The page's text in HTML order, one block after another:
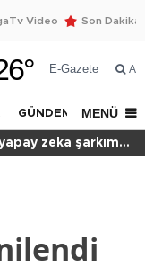
Video Son Dakika
° E-Gazete Ara
GÜNDEM DÜNYA
MENÜ